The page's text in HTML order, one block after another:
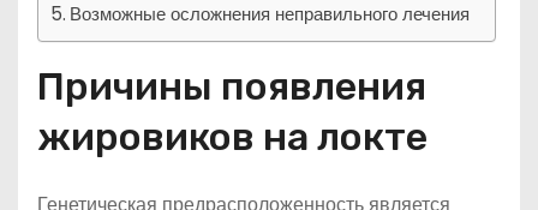
Возможные осложнения неправильного лечения
Причины появления
жировиков на локте